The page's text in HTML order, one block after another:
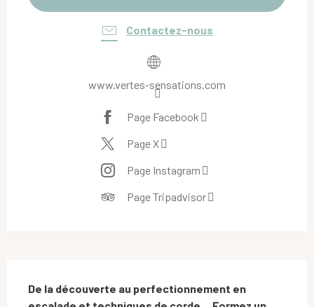
Contactez-nous
www.vertes-sensations.com
Page Facebook
Page X
Page Instagram
Page Tripadvisor
De la découverte au perfectionnement en